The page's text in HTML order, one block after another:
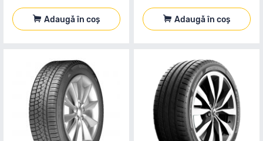
Adaugă în coș Adaugă în coș